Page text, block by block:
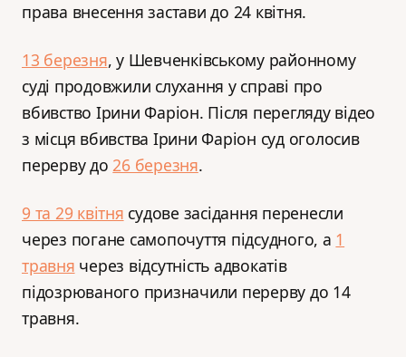
права внесення застави до 24 квітня.
13 березня, у Шевченківському районному
суді продовжили слухання у справі про
вбивство Ірини Фаріон. Після перегляду відео
з місця вбивства Ірини Фаріон суд оголосив
перерву до26 березня.
9 та 29 квітня судове засідання перенесли
через погане самопочуття підсудного, а 1
травня через відсутність адвокатів
підозрюваного призначили перерву до 14
травня.